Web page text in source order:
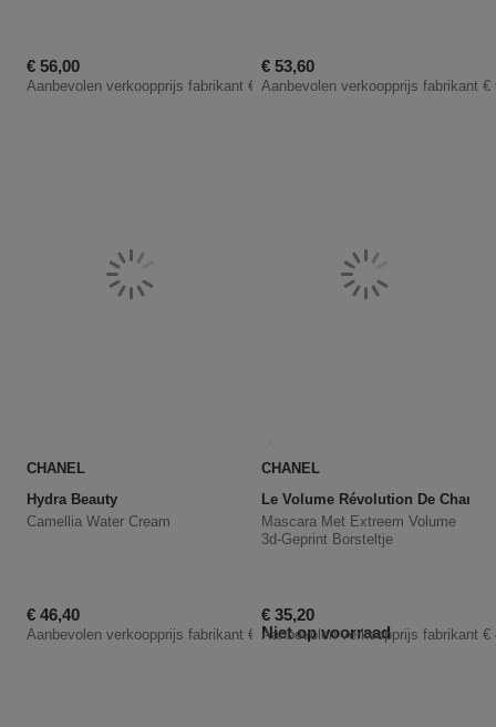
Kortingsprijs
€ 56,00
Aanbevolen verkoopprijs fabrikant € 70,00
Kortingsprijs
€ 53,60
Aanbevolen verkoopprijs fabrikant €
CHANEL
Hydra Beauty
Camellia Water Cream
Kortingsprijs
€ 46,40
Aanbevolen verkoopprijs fabrikant € 58,00
Niet op voorraad
CHANEL
Le Volume Révolution De Chanel
Mascara Met Extreem Volume
3d-Geprint Borsteltje
Kortingsprijs
€ 35,20
Aanbevolen verkoopprijs fabrikant €